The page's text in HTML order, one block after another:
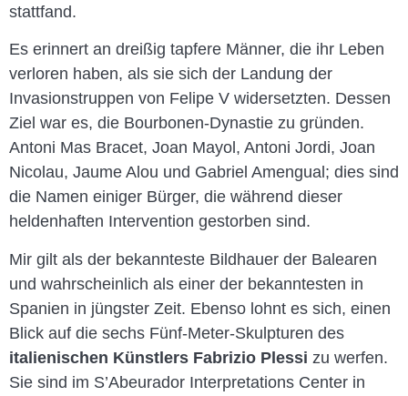
stattfand.
Es erinnert an dreißig tapfere Männer, die ihr Leben
verloren haben, als sie sich der Landung der
Invasionstruppen von Felipe V widersetzten. Dessen
Ziel war es, die Bourbonen-Dynastie zu gründen.
Antoni Mas Bracet, Joan Mayol, Antoni Jordi, Joan
Nicolau, Jaume Alou und Gabriel Amengual; dies sind
die Namen einiger Bürger, die während dieser
heldenhaften Intervention gestorben sind.
Mir gilt als der bekannteste Bildhauer der Balearen
und wahrscheinlich als einer der bekanntesten in
Spanien in jüngster Zeit. Ebenso lohnt es sich, einen
Blick auf die sechs Fünf-Meter-Skulpturen des
italienischen Künstlers Fabrizio Plessi zu werfen.
Sie sind im S’Abeurador Interpretations Center in